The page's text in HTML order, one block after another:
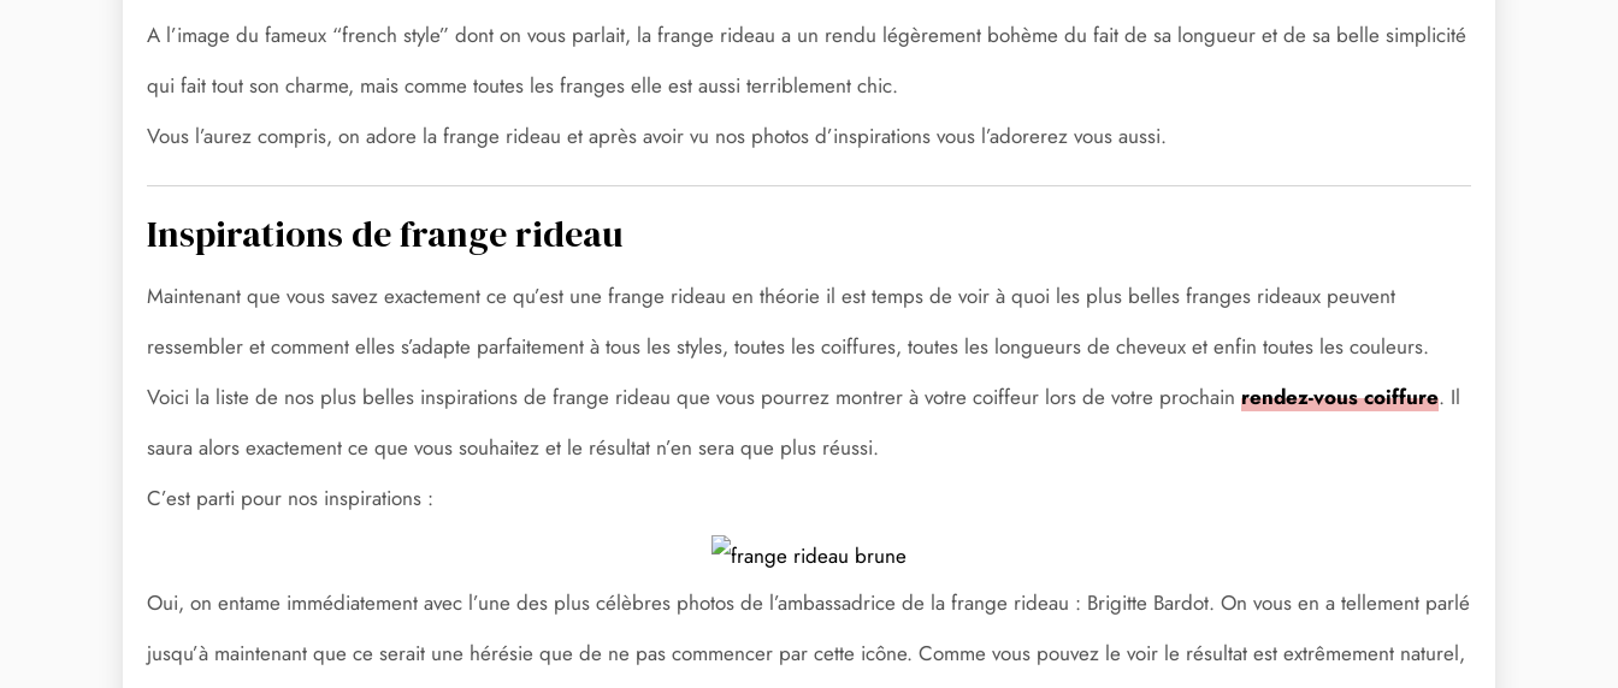
A l’image du fameux “french style” dont on vous parlait, la frange rideau a un rendu légèrement bohème du fait de sa longueur et de sa belle simplicité
qui fait tout son charme, mais comme toutes les franges elle est aussi terriblement chic.
Vous l’aurez compris, on adore la frange rideau et après avoir vu nos photos d’inspirations vous l’adorerez vous aussi.
Inspirations de frange rideau
Maintenant que vous savez exactement ce qu’est une frange rideau en théorie il est temps de voir à quoi les plus belles franges rideaux peuvent
ressembler et comment elles s’adapte parfaitement à tous les styles, toutes les coiffures, toutes les longueurs de cheveux et enfin toutes les couleurs.
Voici la liste de nos plus belles inspirations de frange rideau que vous pourrez montrer à votre coiffeur lors de votre prochain rendez-vous coiffure. Il
saura alors exactement ce que vous souhaitez et le résultat n’en sera que plus réussi.
C’est parti pour nos inspirations :
Oui, on entame immédiatement avec l’une des plus célèbres photos de l’ambassadrice de la frange rideau : Brigitte Bardot. On vous en a tellement parlé
jusqu’à maintenant que ce serait une hérésie que de ne pas commencer par cette icône. Comme vous pouvez le voir le résultat est extrêmement naturel,